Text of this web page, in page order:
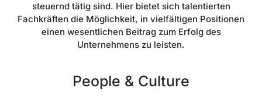
steuernd tätig sind. Hier bietet sich talentierten
Fachkräften die Möglichkeit, in vielfältigen Positionen
einen wesentlichen Beitrag zum Erfolg des
Unternehmens zu leisten.
People & Culture